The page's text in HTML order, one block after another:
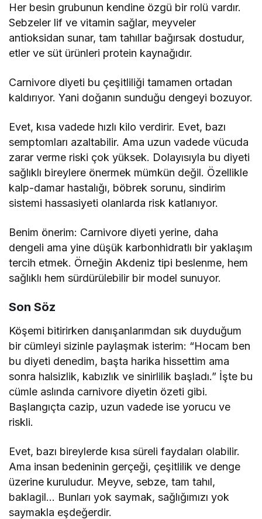
Her besin grubunun kendine özgü bir rolü vardır.
Sebzeler lif ve vitamin sağlar, meyveler
antioksidan sunar, tam tahıllar bağırsak dostudur,
etler ve süt ürünleri protein kaynağıdır.
Carnivore diyeti bu çeşitliliği tamamen ortadan
kaldırıyor. Yani doğanın sunduğu dengeyi bozuyor.
Evet, kısa vadede hızlı kilo verdirir. Evet, bazı
semptomları azaltabilir. Ama uzun vadede vücuda
zarar verme riski çok yüksek. Dolayısıyla bu diyeti
sağlıklı bireylere önermek mümkün değil. Özellikle
kalp-damar hastalığı, böbrek sorunu, sindirim
sistemi hassasiyeti olanlarda risk katlanıyor.
Benim önerim: Carnivore diyeti yerine, daha
dengeli ama yine düşük karbonhidratlı bir yaklaşım
tercih etmek. Örneğin Akdeniz tipi beslenme, hem
sağlıklı hem sürdürülebilir bir model sunuyor.
Son Söz
Köşemi bitirirken danışanlarımdan sık duyduğum
bir cümleyi sizinle paylaşmak isterim: “Hocam ben
bu diyeti denedim, başta harika hissettim ama
sonra halsizlik, kabızlık ve sinirlilik başladı.” İşte bu
cümle aslında carnivore diyetin özeti gibi.
Başlangıçta cazip, uzun vadede ise yorucu ve
riskli.
Evet, bazı bireylerde kısa süreli faydaları olabilir.
Ama insan bedeninin gerçeği, çeşitlilik ve denge
üzerine kuruludur. Meyve, sebze, tam tahıl,
baklagil… Bunları yok saymak, sağlığımızı yok
saymakla eşdeğerdir.